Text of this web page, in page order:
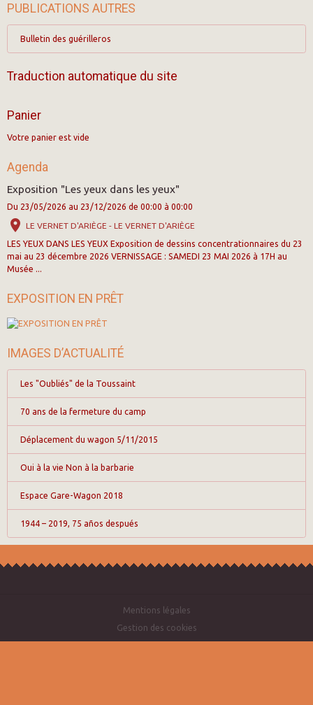
PUBLICATIONS AUTRES
Bulletin des guérilleros
Traduction automatique du site
Panier
Votre panier est vide
Agenda
Exposition "Les yeux dans les yeux"
Du 23/05/2026 au 23/12/2026 de 00:00 à 00:00
LE VERNET D'ARIÈGE - LE VERNET D'ARIÈGE
LES YEUX DANS LES YEUX Exposition de dessins concentrationnaires du 23
mai au 23 décembre 2026 VERNISSAGE : SAMEDI 23 MAI 2026 à 17H au
Musée ...
EXPOSITION EN PRÊT
IMAGES D’ACTUALITÉ
Les "Oubliés" de la Toussaint
70 ans de la fermeture du camp
Déplacement du wagon 5/11/2015
Oui à la vie Non à la barbarie
Espace Gare-Wagon 2018
1944 – 2019, 75 años después
Mentions légales
Gestion des cookies